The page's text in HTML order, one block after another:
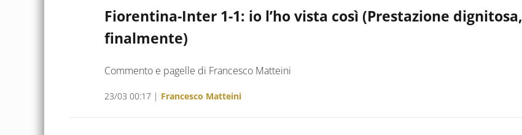
Fiorentina-Inter 1-1: io l’ho vista così (Prestazione dignitosa,
finalmente)
Commento e pagelle di Francesco Matteini
23/03 00:17 | Francesco Matteini